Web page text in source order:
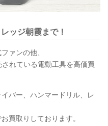
ッジ朝霞まで！
ァンの他、
されている電動工具を高価買
バー、ハンマードリル、レ
買取りしております。